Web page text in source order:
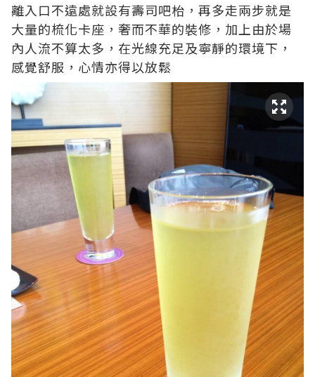
離入口不遠處就設有壽司吧枱，再多走兩步就是
大量的梳化卡座，奢而不華的裝修，加上由於場
內人流不算太多，在光線充足及寧靜的環境下，
感覺舒服，心情亦得以放鬆